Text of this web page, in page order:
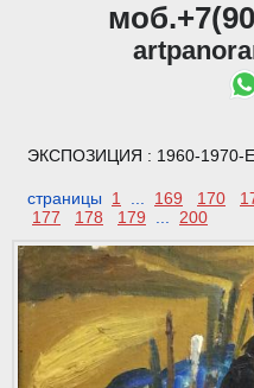
ЭКСПОЗИЦИЯ : 1960-1970-
страницы 1 ... 169 170
177
178 179 ... 200